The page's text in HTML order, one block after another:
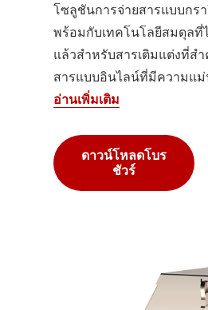
โซลูชันการจ่ายสารแบบกร
พร้อมกับเทคโนโลยีสมดุลที่
แล้วสำหรับสารเติมแต่งที่ส
สารแบบอินไลน์ที่มีความแม่
อ่านเพิ่มเติม
ดาวน์โหลดโบร
ชัวร์